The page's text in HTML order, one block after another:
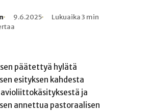
9.6.2025
Lukuaika 3 min
päätettyä hylätä
esityksen kahdesta
ja
annettua pastoraalisen